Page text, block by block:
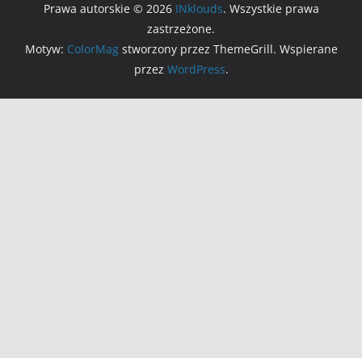
Prawa autorskie © 2026 INklouds. Wszystkie prawa
zastrzeżone.
Motyw: ColorMagstworzony przez ThemeGrill. Wspierane
przez WordPress.